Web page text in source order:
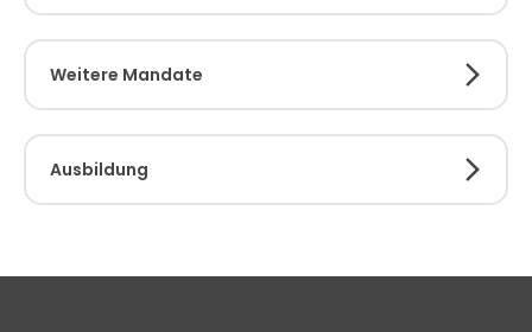
Weitere Mandate
Ausbildung